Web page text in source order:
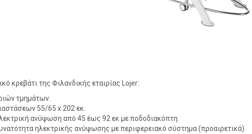
κρεβάτι της Φιλανδικής εταιρίας Lojer:
τμημάτων.
55/65 x 202 εκ.
ανύψωση από 45 έως 92 εκ με ποδοδιακόπτη.
ηλεκτρικής ανύψωσης με περιφερειακό σύστημα (προαιρετικά).